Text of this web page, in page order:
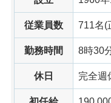
従業員数 711名(
勤務時間 8時30
休日 完全週